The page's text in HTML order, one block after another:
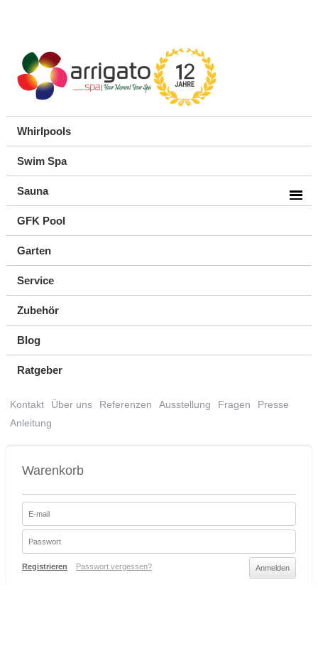
Whirlpools
Swim Spa
Sauna
GFK Pool
Garten
Service
Zubehör
Blog
Ratgeber
Kontakt Über uns Referenzen Ausstellung Fragen
Presse
Anleitung
Warenkorb
Registrieren Passwort vergessen?